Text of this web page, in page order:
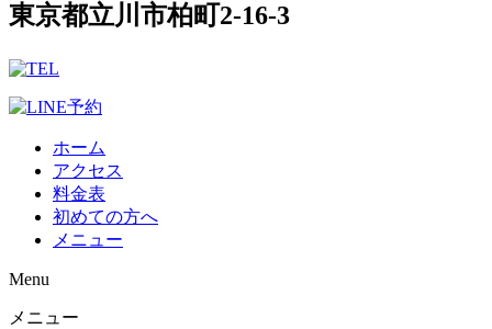
東京都立川市柏町2-16-3
ホーム
アクセス
料金表
初めての方へ
メニュー
Menu
メニュー